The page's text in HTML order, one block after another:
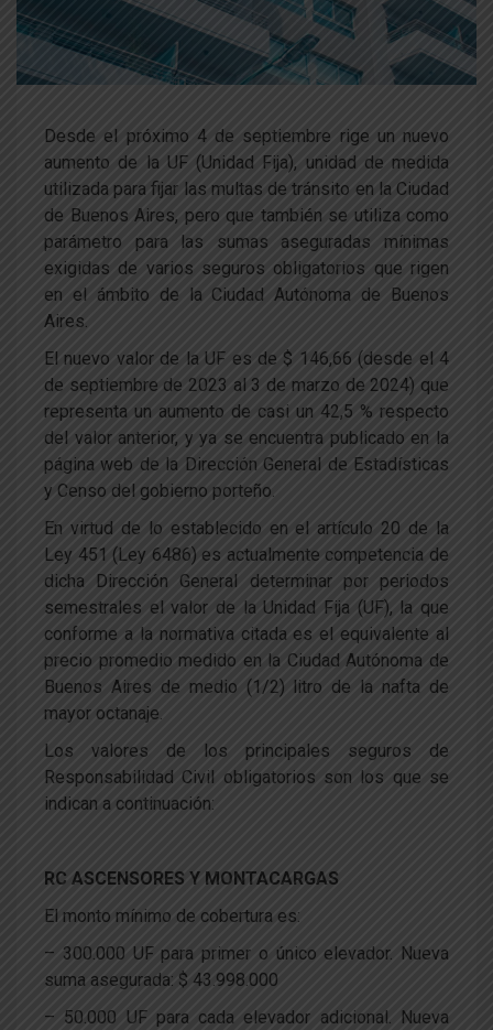
Desde el próximo 4 de septiembre rige un nuevo
aumento de la UF (Unidad Fija), unidad de medida
utilizada para fijar las multas de tránsito en la Ciudad
de Buenos Aires, pero que también se utiliza como
parámetro para las sumas aseguradas mínimas
exigidas de varios seguros obligatorios que rigen
en el ámbito de la Ciudad Autónoma de Buenos
Aires.
El nuevo valor de la UF es de $ 146,66 (desde el 4
de septiembre de 2023 al 3 de marzo de 2024) que
representa un aumento de casi un 42,5 % respecto
del valor anterior, y ya se encuentra publicado en la
página web de la Dirección General de Estadísticas
y Censo del gobierno porteño.
En virtud de lo establecido en el artículo 20 de la
Ley 451 (Ley 6486) es actualmente competencia de
dicha Dirección General determinar por periodos
semestrales el valor de la Unidad Fija (UF), la que
conforme a la normativa citada es el equivalente al
precio promedio medido en la Ciudad Autónoma de
Buenos Aires de medio (1/2) litro de la nafta de
mayor octanaje.
Los valores de los principales seguros de
Responsabilidad Civil obligatorios son los que se
indican a continuación:
RC ASCENSORES Y MONTACARGAS
El monto mínimo de cobertura es:
– 300.000 UF para primer o único elevador. Nueva
suma asegurada: $ 43.998.000
– 50.000 UF para cada elevador adicional. Nueva